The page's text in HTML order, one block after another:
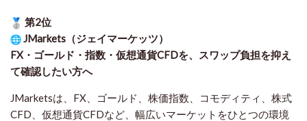
第2位
JMarkets（ジェイマーケッツ）
FX・ゴールド・指数・仮想通貨CFDを、スワップ負担を抑え
て確認したい方へ
JMarketsは、FX、ゴールド、株価指数、コモディティ、株式
CFD、仮想通貨CFDなど、幅広いマーケットをひとつの環境